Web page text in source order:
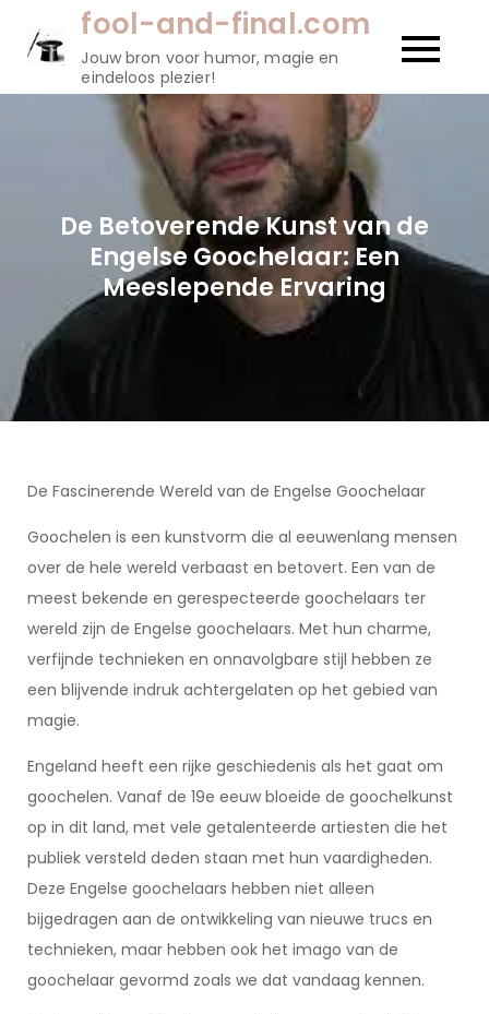
fool-and-final.com
Jouw bron voor humor, magie en
eindeloos plezier!
De Betoverende Kunst van de
Engelse Goochelaar: Een
Meeslepende Ervaring
De Fascinerende Wereld van de Engelse Goochelaar
Goochelen is een kunstvorm die al eeuwenlang mensen
over de hele wereld verbaast en betovert. Een van de
meest bekende en gerespecteerde goochelaars ter
wereld zijn de Engelse goochelaars. Met hun charme,
verfijnde technieken en onnavolgbare stijl hebben ze
een blijvende indruk achtergelaten op het gebied van
magie.
Engeland heeft een rijke geschiedenis als het gaat om
goochelen. Vanaf de 19e eeuw bloeide de goochelkunst
op in dit land, met vele getalenteerde artiesten die het
publiek versteld deden staan met hun vaardigheden.
Deze Engelse goochelaars hebben niet alleen
bijgedragen aan de ontwikkeling van nieuwe trucs en
technieken, maar hebben ook het imago van de
goochelaar gevormd zoals we dat vandaag kennen.